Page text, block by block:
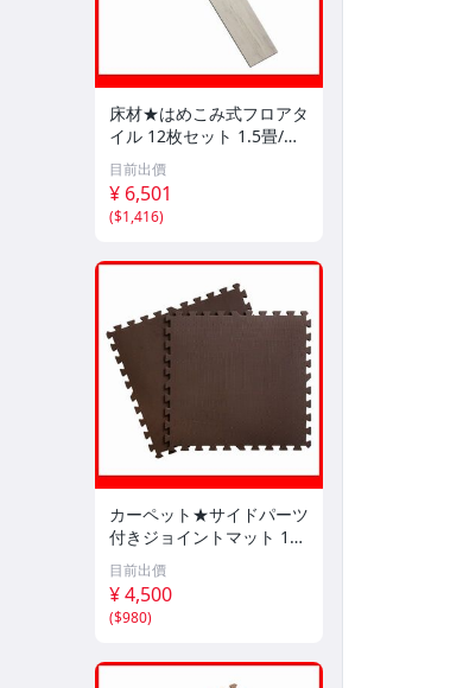
床材★はめこみ式フロアタ
イル 12枚セット 1.5畳/木
目調 フローリング DIY 賃
貸OK/防炎 防水 抗菌 床暖
対応/ホワイトオーク/a5
目前出價
¥ 6,501
($1,416)
カーペット★サイドパーツ
付きジョイントマット 16
枚セット 大判60cm 安心
の低ホルムアルデヒド 防
音 保温 水洗い/ブラウン/a
7
目前出價
¥ 4,500
($980)